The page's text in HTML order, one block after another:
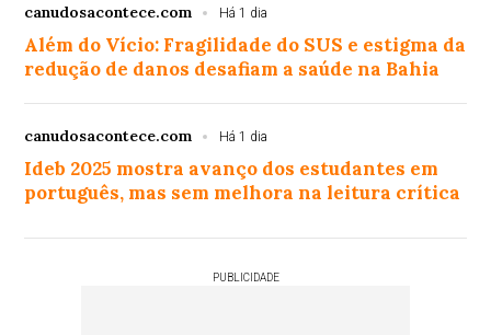
canudosacontece.com Há 1 dia
Além do Vício: Fragilidade do SUS e estigma da
redução de danos desafiam a saúde na Bahia
canudosacontece.com Há 1 dia
Ideb 2025 mostra avanço dos estudantes em
português, mas sem melhora na leitura crítica
PUBLICIDADE